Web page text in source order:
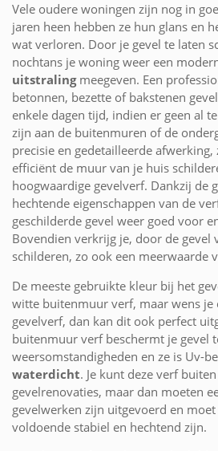
Vele oudere woningen zijn nog in
jaren heen hebben ze hun glans en
wat verloren. Door je gevel te laten
nochtans je woning weer een
uitstralingmeegeven. Een
betonnen, bezette of bakstenen
enkele dagen tijd, indien er geen al
zijn aan de buitenmuren of de
precisie en gedetailleerde
efficiënt de muur van je huis
hoogwaardige gevelverf. Dankzij de
hechtende eigenschappen van de
geschilderde gevel weer goed voor
Bovendien verkrijg je, door de gevel
schilderen, zo ook een meerwaarde
De meeste gebruikte kleur bij het
witte buitenmuur verf, maar wens je
gevelverf, dan kan dit ook perfect
buitenmuur verf beschermt je gevel
weersomstandigheden en ze is Uv-
waterdicht. Je kunt deze verf
gevelrenovaties, maar dan moeten
gevelwerken zijn uitgevoerd en
voldoende stabiel en hechtend zijn.